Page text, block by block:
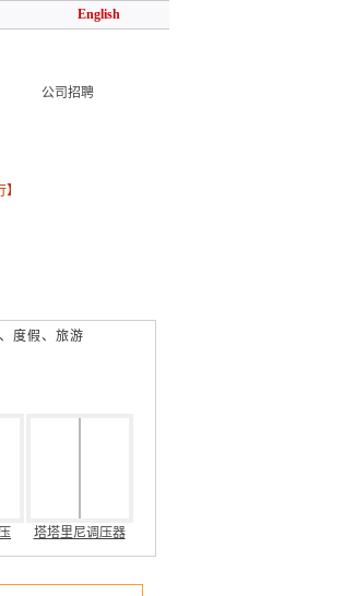
English
公司招聘
】
度假、旅游
塔塔里尼调压器